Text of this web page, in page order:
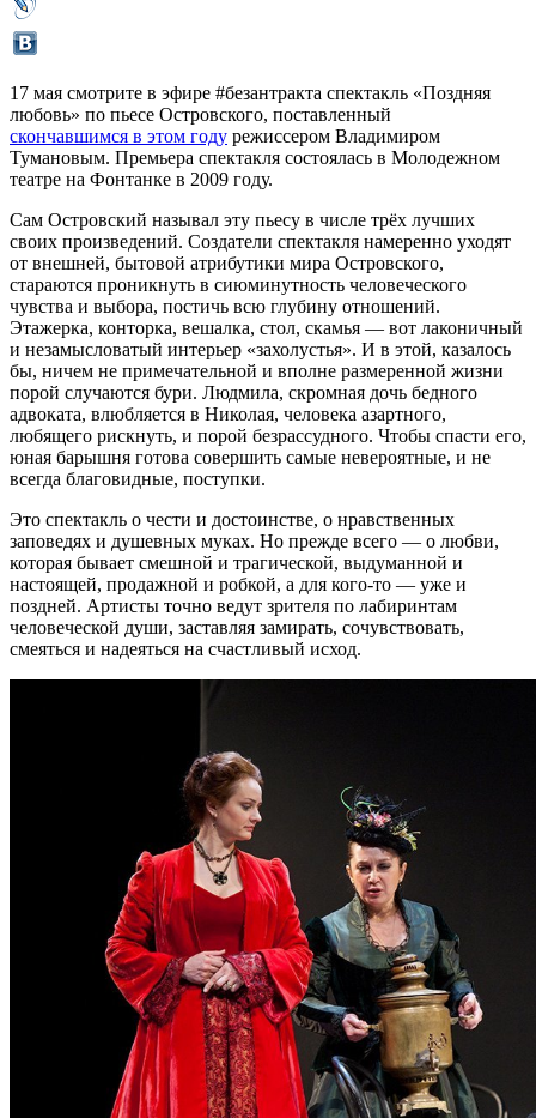
17 мая смотрите в эфире #безантракта спектакль «Поздняя
любовь» по пьесе Островского, поставленный
скончавшимся в этом году режиссером Владимиром
Тумановым. Премьера спектакля состоялась в Молодежном
театре на Фонтанке в 2009 году.
Сам Островский называл эту пьесу в числе трёх лучших
своих произведений. Создатели спектакля намеренно уходят
от внешней, бытовой атрибутики мира Островского,
стараются проникнуть в сиюминутность человеческого
чувства и выбора, постичь всю глубину отношений.
Этажерка, конторка, вешалка, стол, скамья — вот лаконичный
и незамысловатый интерьер «захолустья». И в этой, казалось
бы, ничем не примечательной и вполне размеренной жизни
порой случаются бури. Людмила, скромная дочь бедного
адвоката, влюбляется в Николая, человека азартного,
любящего рискнуть, и порой безрассудного. Чтобы спасти его,
юная барышня готова совершить самые невероятные, и не
всегда благовидные, поступки.
Это спектакль о чести и достоинстве, о нравственных
заповедях и душевных муках. Но прежде всего — о любви,
которая бывает смешной и трагической, выдуманной и
настоящей, продажной и робкой, а для кого-то — уже и
поздней. Артисты точно ведут зрителя по лабиринтам
человеческой души, заставляя замирать, сочувствовать,
смеяться и надеяться на счастливый исход.